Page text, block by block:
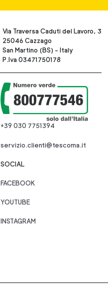
Via Traversa Caduti del Lavoro, 3
25046 Cazzago
San Martino (BS) - Italy
P.Iva 03471750178
+39 030 7751394
servizio.clienti@tescoma.it
SOCIAL
FACEBOOK
YOUTUBE
INSTAGRAM